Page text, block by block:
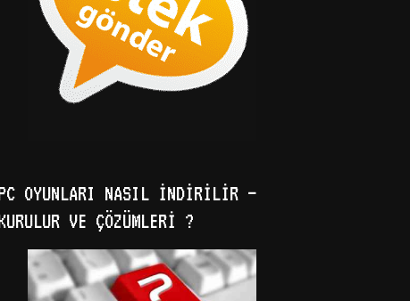
OYUNLARI NASIL İNDIRILIR –
VE ÇÖZÜMLERI ?